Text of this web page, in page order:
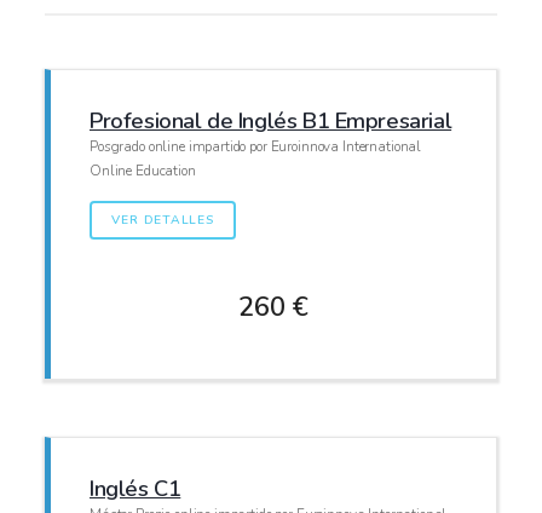
Profesional de Inglés B1 Empresarial
Posgrado online impartido por Euroinnova International
Online Education
VER DETALLES
260 €
Inglés C1